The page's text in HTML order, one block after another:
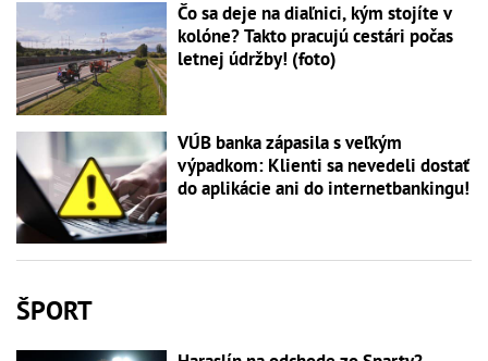
Čo sa deje na diaľnici, kým stojíte v
kolóne? Takto pracujú cestári počas
letnej údržby! (foto)
VÚB banka zápasila s veľkým
výpadkom: Klienti sa nevedeli dostať
do aplikácie ani do internetbankingu!
ŠPORT